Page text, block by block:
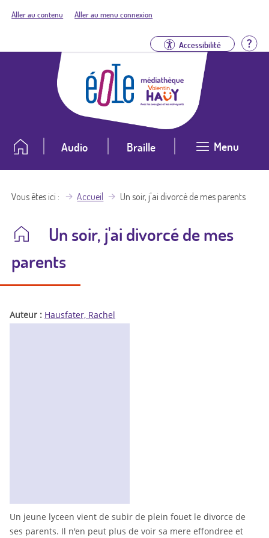
Aller au contenu Aller au menu connexion
Accessibilité
Audio Braille Menu
Vous êtes ici Accueil Un soir, j'ai divorcé de mes parents
Un soir, j'ai divorcé de mes
parents
Auteur : Hausfater, Rachel
Un jeune lyceen vient de subir de plein fouet le divorce de
ses parents. Il n'en peut plus de voir sa mere effondree et